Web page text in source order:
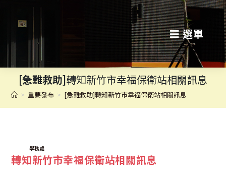
至
選單
[急難救助]轉知新竹市幸福保衛站相關訊息
> 重要發布 > [急難救助]轉知新竹市幸福保衛站相關訊息
TAGS:學務處
轉知新竹市幸福保衛站相關訊息